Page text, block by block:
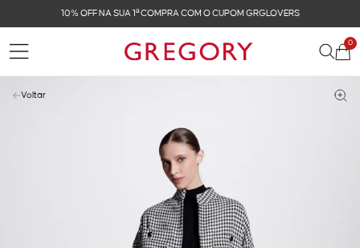
10% OFF NA SUA 1ª COMPRA COM O CUPOM GRGLOVERS
0
Voltar